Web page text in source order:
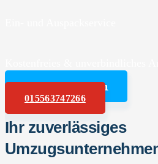
Angebot anfordern
015563747266
Ihr zuverlässiges